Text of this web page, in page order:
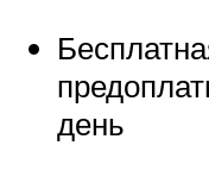
день